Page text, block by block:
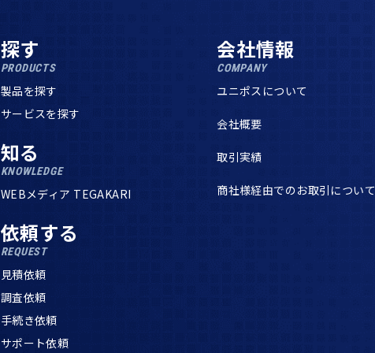
探す
PRODUCTS
製品を探す
サービスを探す
知る
KNOWLEDGE
WEBメディア TEGAKARI
依頼する
REQUEST
見積依頼
調査依頼
手続き依頼
サポート依頼
会社情報
COMPANY
ユニポスについて
会社概要
取引実績
商社様経由でのお取引について